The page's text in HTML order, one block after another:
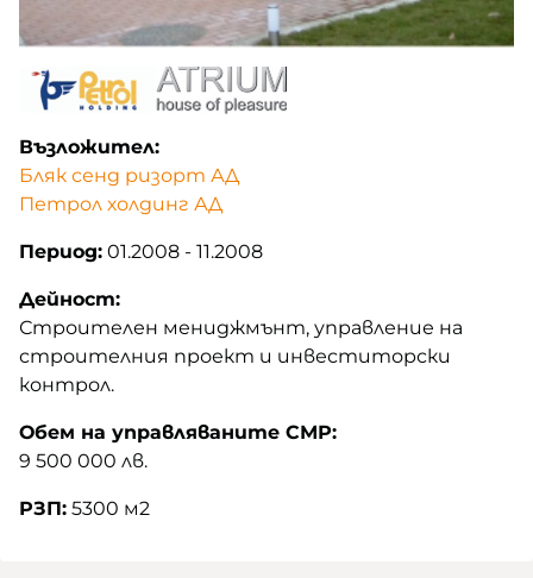
Възложител:
Бляк сенд ризорт АД
Петрол холдинг АД
Период: 01.2008 - 11.2008
Дейност:
Строителен мениджмънт, управление на
строителния проект и инвеститорски
контрол.
Обем на управляваните СМР:
9 500 000 лв.
РЗП: 5300 м2